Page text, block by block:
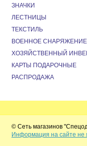
ЗНАЧКИ
ЛЕСТНИЦЫ
ТЕКСТИЛЬ
ВОЕННОЕ СНАРЯЖЕНИЕ
ХОЗЯЙСТВЕННЫЙ
КАРТЫ ПОДАРОЧНЫЕ
РАСПРОДАЖА
© Сеть магазинов
Информация на сайте не